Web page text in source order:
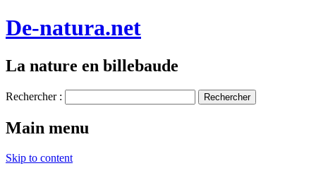
De-natura.net
La nature en billebaude
Rechercher :
Main menu
Skip to content